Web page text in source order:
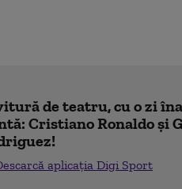
de teatru, cu o zi
Cristiano Ronaldo și
aplicația Digi Sport